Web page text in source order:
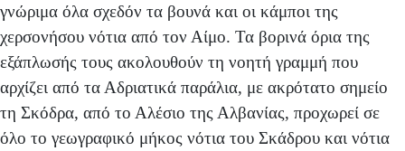
γνώριμα όλα σχεδόν τα βουνά και οι κάμποι της
χερσονήσου νότια από τον Αίμο. Τα βορινά όρια της
εξάπλωσής τους ακολουθούν τη νοητή γραμμή που
αρχίζει από τα Αδριατικά παράλια, με ακρότατο ση­μείο
τη Σκόδρα, από το Αλέσιο της Αλβανίας, προχωρεί σε
όλο το γεωγραφικό μήκος νότια του Σκάδρου και νότια